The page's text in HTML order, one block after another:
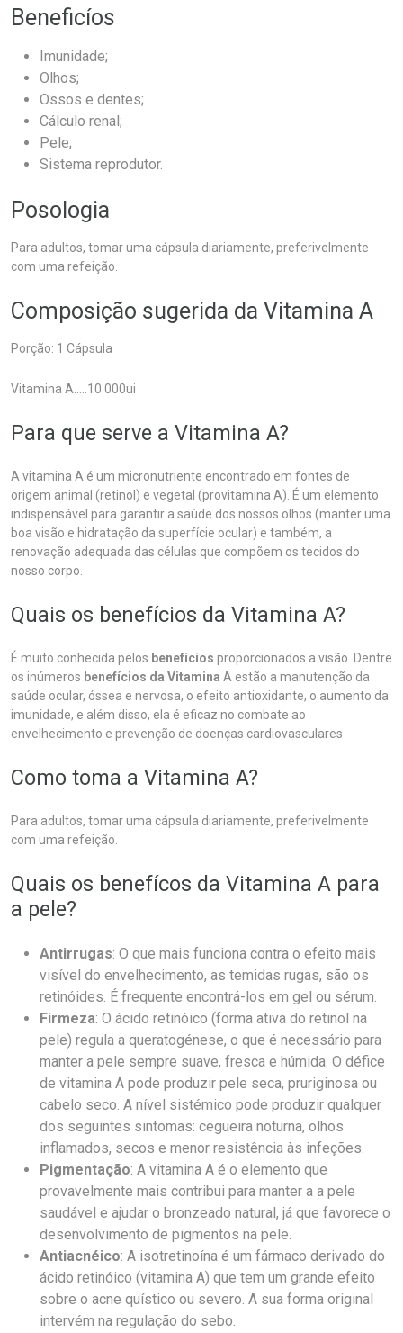
Beneficíos
Imunidade;
Olhos;
Ossos e dentes;
Cálculo renal;
Pele;
Sistema reprodutor.
Posologia
Para adultos, tomar uma cápsula diariamente, preferivelmente
com uma refeição.
Composição sugerida da Vitamina A
Porção: 1 Cápsula
Vitamina A.....10.000ui
Para que serve a Vitamina A?
A vitamina A é um micronutriente encontrado em fontes de
origem animal (retinol) e vegetal (provitamina A). É um elemento
indispensável para garantir a saúde dos nossos olhos (manter uma
boa visão e hidratação da superfície ocular) e também, a
renovação adequada das células que compõem os tecidos do
nosso corpo.
Quais os benefícios da Vitamina A?
É muito conhecida pelos benefícios proporcionados a visão. Dentre
os inúmeros benefícios da Vitamina A estão a manutenção da
saúde ocular, óssea e nervosa, o efeito antioxidante, o aumento da
imunidade, e além disso, ela é eficaz no combate ao
envelhecimento e prevenção de doenças cardiovasculares
Como toma a Vitamina A?
Para adultos, tomar uma cápsula diariamente, preferivelmente
com uma refeição.
Quais os benefícos da Vitamina A para
a pele?
Antirrugas: O que mais funciona contra o efeito mais
visível do envelhecimento, as temidas rugas, são os
retinóides. É frequente encontrá-los em gel ou sérum.
Firmeza: O ácido retinóico (forma ativa do retinol na
pele) regula a queratogénese, o que é necessário para
manter a pele sempre suave, fresca e húmida. O défice
de vitamina A pode produzir pele seca, pruriginosa ou
cabelo seco. A nível sistémico pode produzir qualquer
dos seguintes sintomas: cegueira noturna, olhos
inflamados, secos e menor resistência às infeções.
Pigmentação: A vitamina A é o elemento que
provavelmente mais contribui para manter a a pele
saudável e ajudar o bronzeado natural, já que favorece o
desenvolvimento de pigmentos na pele.
Antiacnéico: A isotretinoína é um fármaco derivado do
ácido retinóico (vitamina A) que tem um grande efeito
sobre o acne quístico ou severo. A sua forma original
intervém na regulação do sebo.